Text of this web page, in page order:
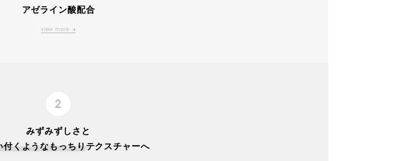
アゼライン酸配合
view more
2
みずみずしさと
付くようなもっちり テクスチャーへ